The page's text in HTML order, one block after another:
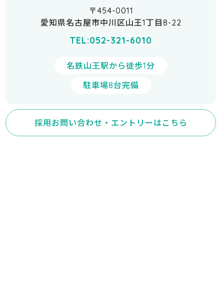
〒454-0011
愛知県名古屋市中川区山王1丁目8-22
TEL:052-321-6010
名鉄山王駅から徒歩1分
駐車場8台完備
採用お問い合わせ・エントリーはこちら